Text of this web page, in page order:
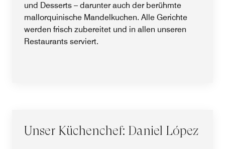
und Desserts – darunter auch der berühmte
mallorquinische Mandelkuchen. Alle Gerichte
werden frisch zubereitet und in allen unseren
Restaurants serviert.
Unser Küchenchef: Daniel López